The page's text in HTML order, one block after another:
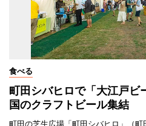
食べる
町田シバヒロで「大江戸
国のクラフトビール集結
町田の芝生広場「町田シバヒロ」（